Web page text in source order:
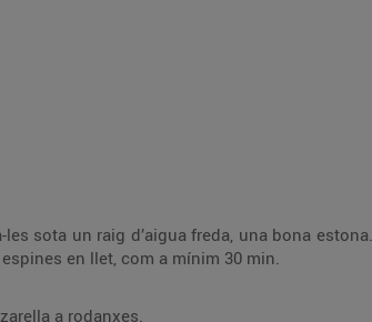
estona. Separa els filets de les espines. Posa els filets en una safata, coberts
d’oli d’oliva. Submergeix les espines en llet, com a mínim 30 min.
a rodanxes.